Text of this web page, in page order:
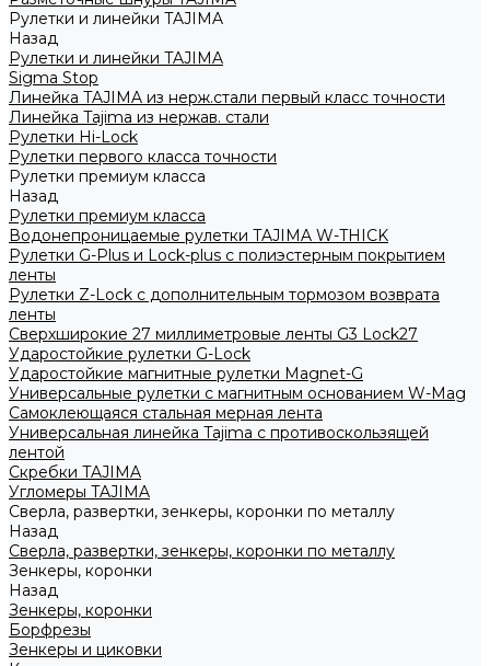
Рулетки и линейки TAJIMA
Назад
Рулетки и линейки TAJIMA
Sigma Stop
Линейка TAJIMA из нерж.стали первый класс точности
Линейка Tajima из нержав. стали
Рулетки Hi-Lock
Рулетки первого класса точности
Рулетки премиум класса
Назад
Рулетки премиум класса
Водонепроницаемые рулетки TAJIMA W-THICK
Рулетки G-Plus и Lock-plus с полиэстерным покрытием
ленты
Рулетки Z-Lock с дополнительным тормозом возврата
ленты
Сверхширокие 27 миллиметровые ленты G3 Lock27
Ударостойкие рулетки G-Lock
Ударостойкие магнитные рулетки Magnet-G
Универсальные рулетки с магнитным основанием W-Mag
Самоклеющаяся стальная мерная лента
Универсальная линейка Tajima с противоскользящей
лентой
Скребки TAJIMA
Угломеры TAJIMA
Сверла, развертки, зенкеры, коронки по металлу
Назад
Сверла, развертки, зенкеры, коронки по металлу
Зенкеры, коронки
Назад
Зенкеры, коронки
Борфрезы
Зенкеры и циковки